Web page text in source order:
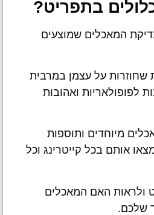
בתפריט?
המאכלים שמוצעים
שחוזרות על עצמן במרבית
לפופולאריות ואהובות
מיוחדים ותוספות
אותם בכל קייטרינג וכל
ולראות האם המאכלים
שלכם.